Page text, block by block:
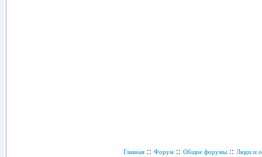
Главная :: Форум :: Общие форумы :: Люди и